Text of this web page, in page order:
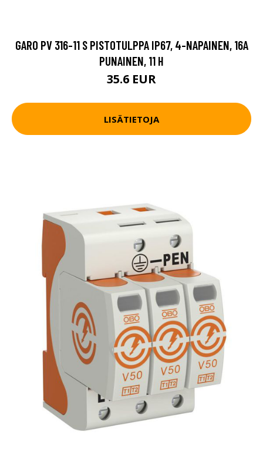
GARO PV 316-11 S PISTOTULPPA IP67, 4-NAPAINEN, 16A
PUNAINEN, 11 H
35.6 EUR
LISÄTIETOJA